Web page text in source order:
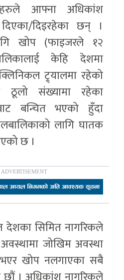
आफ्ना अधिकांश
दिइरहेका छन् ।
खोप (फाइजरले १२
केहि देशमा
ट्र्यालमा रहेको
संख्यामा रहेका
बन्चित भएको हुँदा
लागि घातक
छ ।
देशका सिमित नागरिकले
जोखिम अवस्था
खोप नलगाएका सबै